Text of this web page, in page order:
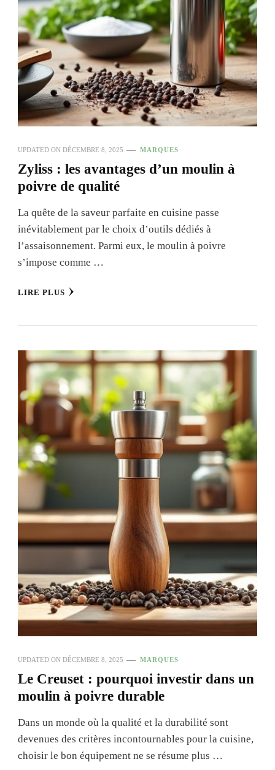
UPDATED ON DÉCEMBRE 8, 2025 MARQUES
Zyliss : les avantages d’un moulin à
poivre de qualité
La quête de la saveur parfaite en cuisine passe
inévitablement par le choix d’outils dédiés à
l’assaisonnement. Parmi eux, le moulin à poivre
s’impose comme …
LIRE PLUS
UPDATED ON DÉCEMBRE 8, 2025 MARQUES
Le Creuset : pourquoi investir dans un
moulin à poivre durable
Dans un monde où la qualité et la durabilité sont
devenues des critères incontournables pour la cuisine,
choisir le bon équipement ne se résume plus …